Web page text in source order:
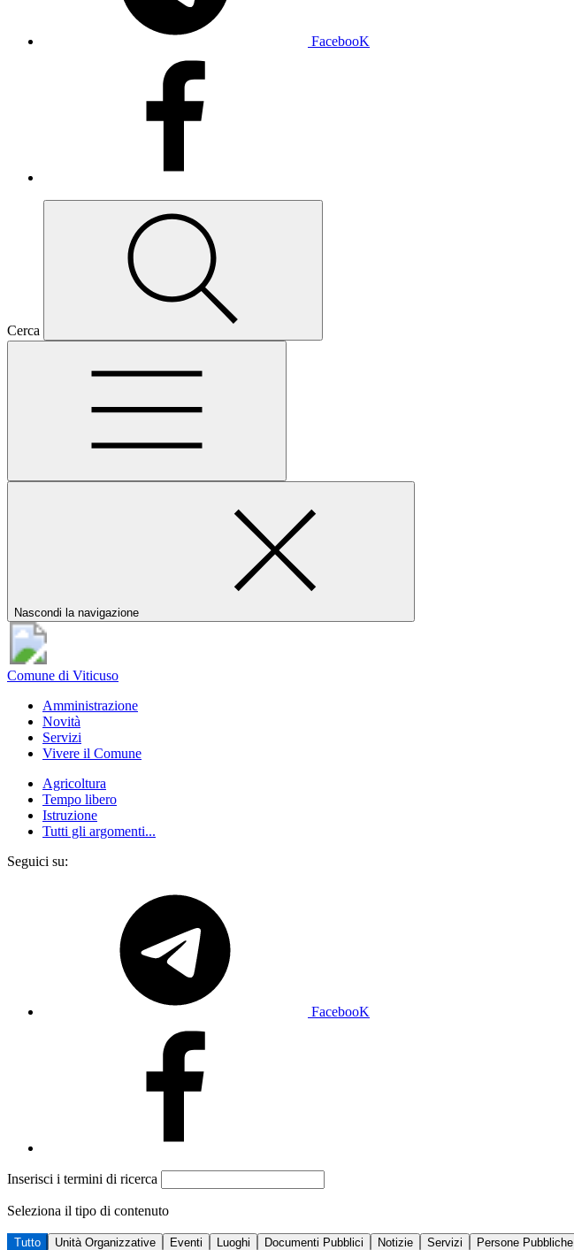
FacebooK
Cerca
Nascondi la navigazione
Comune di Viticuso
Amministrazione
Novità
Servizi
Vivere il Comune
Agricoltura
Tempo libero
Istruzione
Tutti gli argomenti...
Seguici su:
FacebooK
Inserisci i termini di ricerca
Seleziona il tipo di contenuto
Tutto Unità Organizzative Eventi Luoghi Documenti Pubblici Notizie Servizi Persone Pubbliche